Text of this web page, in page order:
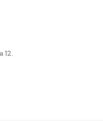
12.